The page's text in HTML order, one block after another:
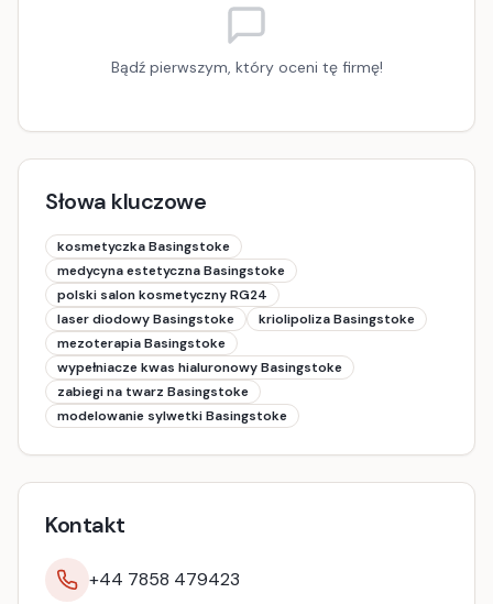
Bądź pierwszym, który oceni tę firmę!
Słowa kluczowe
kosmetyczka Basingstoke
medycyna estetyczna Basingstoke
polski salon kosmetyczny RG24
laser diodowy Basingstoke
kriolipoliza Basingstoke
mezoterapia Basingstoke
wypełniacze kwas hialuronowy Basingstoke
zabiegi na twarz Basingstoke
modelowanie sylwetki Basingstoke
Kontakt
+44 7858 479423